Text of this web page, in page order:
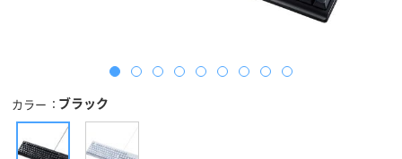
カラー ブラック